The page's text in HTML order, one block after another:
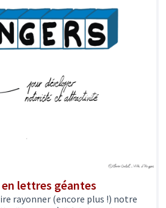
lettres géantes
rayonner (encore plus !) notre